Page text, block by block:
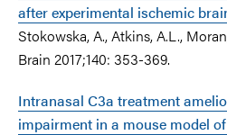
after experimental ischemic
Stokowska, A., Atkins, A.L.,
Brain 2017;140: 353-369.
Intranasal C3a treatment
impairment in a mouse model